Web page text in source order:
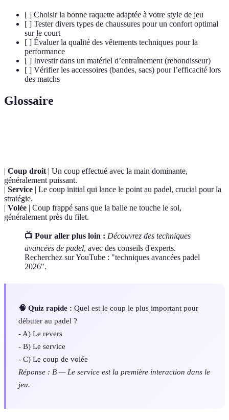
[ ] Choisir la bonne raquette adaptée à votre style de jeu
[ ] Tester divers types de chaussures pour un confort optimal
sur le court
[ ] Évaluer la qualité des vêtements techniques pour la
performance
[ ] Investir dans un matériel d’entraînement (rebondisseur)
[ ] Vérifier les accessoires (bandes, sacs) pour l’efficacité lors
des matchs
Glossaire
| Coup droit | Un coup effectué avec la main dominante,
généralement puissant.
| Service | Le coup initial qui lance le point au padel, crucial pour la
stratégie.
| Volée | Coup frappé sans que la balle ne touche le sol,
généralement près du filet.
📺 Pour aller plus loin : Découvrez des techniques
avancées de padel, avec des conseils d'experts.
Recherchez sur YouTube : "techniques avancées padel
2026".
🧠 Quiz rapide : Quel est le coup le plus important pour
débuter au padel ?
- A) Le revers
- B) Le service
- C) Le coup de volée
Réponse : B — Le service est la première interaction dans le
jeu.